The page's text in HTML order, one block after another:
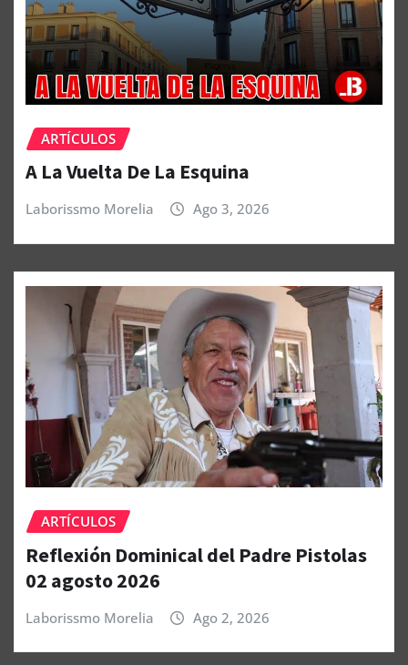
ARTÍCULOS
A La Vuelta De La Esquina
Laborissmo Morelia Ago 3, 2026
ARTÍCULOS
Reflexión Dominical del Padre Pistolas
02 agosto 2026
Laborissmo Morelia Ago 2, 2026